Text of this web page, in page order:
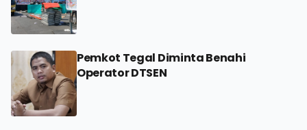
Pemkot Tegal Diminta Benahi
Operator DTSEN